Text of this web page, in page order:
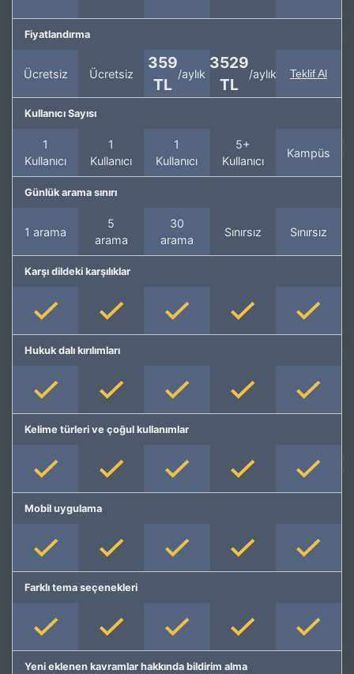
Fiyatlandırma
Ücretsiz Ücretsiz
359
TL
/aylık
3529
TL
/aylık Teklif Al
Kullanıcı Sayısı
1
Kullanıcı
1
Kullanıcı
1
Kullanıcı
5+
Kullanıcı
Kampüs
Günlük arama sınırı
1 arama
5
arama
30
arama
Sınırsız Sınırsız
Karşı dildeki karşılıklar
Hukuk dalı kırılımları
Kelime türleri ve çoğul kullanımlar
Mobil uygulama
Farklı tema seçenekleri
Yeni eklenen kavramlar hakkında bildirim alma